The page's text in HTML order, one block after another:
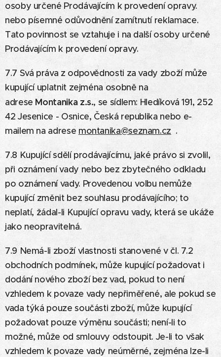
osoby určené Prodávajícím k provedení opravy.
nebo písemné odůvodnění zamítnutí reklamace.
Tato povinnost se vztahuje i na další osoby určené
Prodávajícím k provedení opravy.
7.7 Svá práva z odpovědnosti za vady zboží může
kupující uplatnit zejména osobně na
adrese Montanika z.s., se sídlem: Hledíková 191, 252
42 Jesenice - Osnice, Česká republika nebo e-
mailem na adrese montanika@seznam.cz .
7.8 Kupující sdělí prodávajícímu, jaké právo si zvolil,
při oznámení vady nebo bez zbytečného odkladu
po oznámení vady. Provedenou volbu nemůže
kupující změnit bez souhlasu prodávajícího; to
neplatí, žádal-li Kupující opravu vady, která se ukáže
jako neopravitelná.
7.9 Nemá-li zboží vlastnosti stanovené v čl. 7.2
obchodních podmínek, může kupující požadovat i
dodání nového zboží bez vad, pokud to není
vzhledem k povaze vady nepřiměřené, ale pokud se
vada týká pouze součásti zboží, může kupující
požadovat pouze výměnu součásti; není-li to
možné, může od smlouvy odstoupit. Je-li to však
vzhledem k povaze vady neúměrné, zejména lze-li